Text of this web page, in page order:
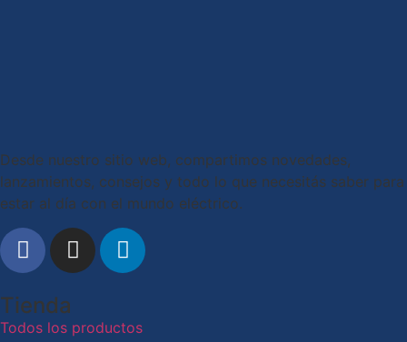
Desde nuestro sitio web, compartimos novedades,
lanzamientos, consejos y todo lo que necesitás saber para
estar al día con el mundo eléctrico.
Tienda
Todos los productos